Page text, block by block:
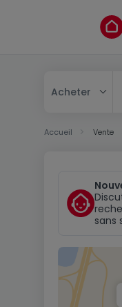
Acheter
Accueil Vente
sans